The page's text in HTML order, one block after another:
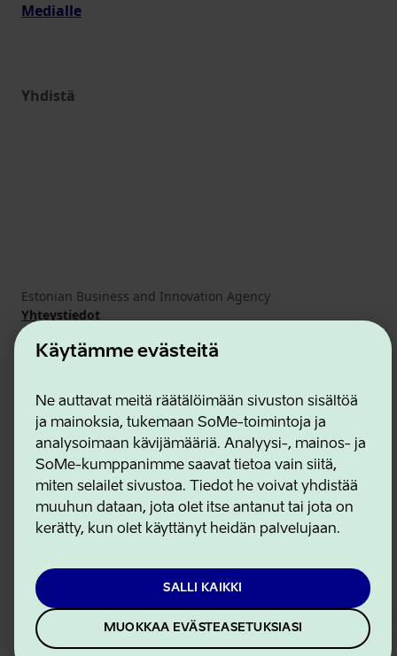
Käytämme evästeitä
Ne auttavat meitä räätälöimään sivuston sisältöä
ja mainoksia, tukemaan SoMe-toimintoja ja
analysoimaan kävijämääriä. Analyysi-, mainos- ja
SoMe-kumppanimme saavat tietoa vain siitä,
miten selailet sivustoa. Tiedot he voivat yhdistää
muuhun dataan, jota olet itse antanut tai jota on
kerätty, kun olet käyttänyt heidän palvelujaan.
SALLI KAIKKI
MUOKKAA EVÄSTEASETUKSIASI
Medialle
Yhdistä
Estonian Business and Innovation Agency
Yhteystiedot
Yhteistyökumppanit
Käyttöehdot